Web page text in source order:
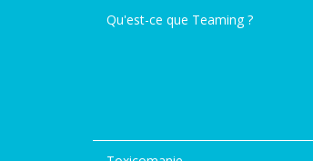
Qu'est-ce que Teaming ?